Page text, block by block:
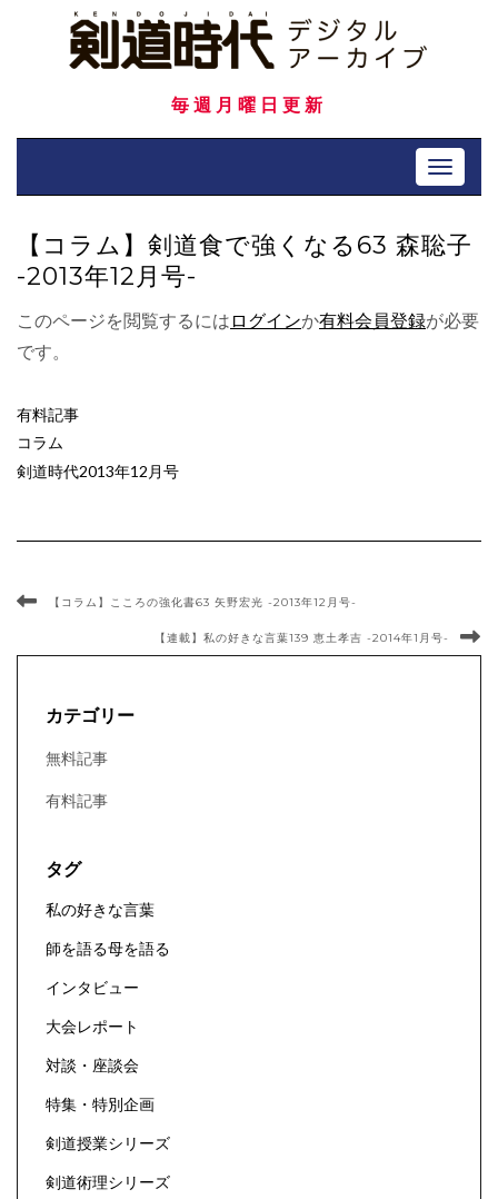
毎週月曜日更新
Toggle
【コラム】剣道食で強くなる63 森聡子
-2013年12月号-
このページを閲覧するには ログインか有料会員登録が必要
です。
有料記事
コラム
剣道時代2013年12月号
【コラム】こころの強化書63 矢野宏光 -2013年12月号-
【連載】私の好きな言葉139 恵土孝吉 -2014年1月号-
カテゴリー
無料記事
有料記事
タグ
私の好きな言葉
師を語る母を語る
インタビュー
大会レポート
対談・座談会
特集・特別企画
剣道授業シリーズ
剣道術理シリーズ